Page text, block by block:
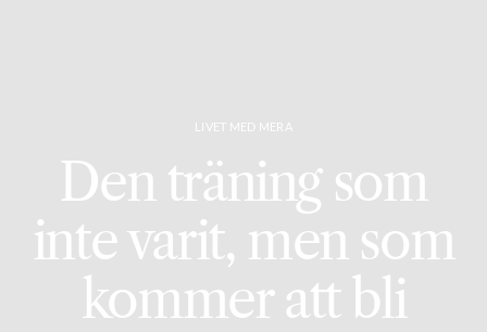
LIVET MED MERA
Den träning som
inte varit, men som
kommer att bli